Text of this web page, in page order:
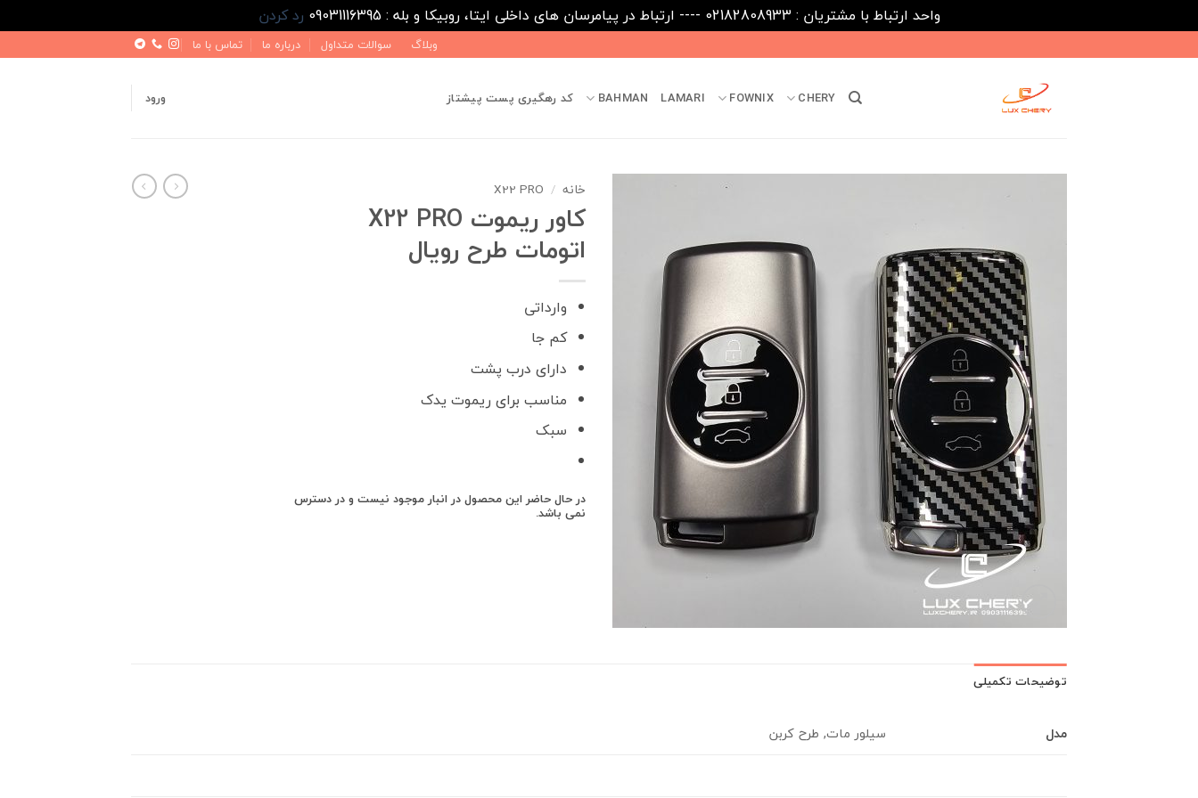
واحد ارتباط با مشتریان : 02182808933 ---- ارتباط در پیامرسان های داخلی ایتا، روبیکا و بله : 09031116395
رد کردن
to
وبلاگ سوالات متداول درباره ما تماس با ما
CHERY
FOWNIX
LAMARI
BAHMAN کد رهگیری پست پیشتاز ورود
خانه /
X22 PRO
کاور ریموت X22 PRO
اتومات طرح رویال
وارداتی
کم جا
دارای درب پشت
مناسب برای ریموت یدک
سبک
در حال حاضر این محصول در انبار موجود نیست و در دسترس
نمی باشد.
توضیحات تکمیلی
مدل سیلور مات, طرح کربن